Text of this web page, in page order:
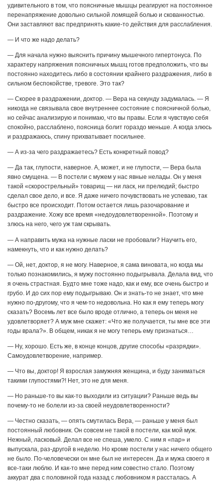
удивительного в том, что поясничные мышцы реагируют на постоянное
перенапряжение довольно сильной ломящей болью и скованностью.
Они заставляют вас предпринять какие-то действия для расслабления.
— И что же надо делать?
— Для начала нужно выяснить причину мышечного гипертонуса. По
характеру напряжения поясничных мышц готов предположить, что вы
постоянно находитесь либо в состоянии крайнего раздражения, либо в
сильном беспокойстве, тревоге. Это так?
— Скорее в раздражении, доктор. — Вера на секунду задумалась. — Я
никогда не связывала свое внутреннее состояние с поясничной болью,
но сейчас анализирую и понимаю, что вы правы. Если я чувствую себя
спокойно, расслаблено, поясница болит гораздо меньше. А когда злюсь
и раздражаюсь, спину прихватывает посильнее.
— А из-за чего раздражаетесь? Есть конкретный повод?
— Да так, глупости, наверное. А, может, и не глупости, — Вера была
явно смущена. — В постели с мужем у нас явные нелады. Он у меня
такой «скорострельный» товарищ — ни ласк, ни прелюдий; быстро
сделал свое дело, и все. Я даже ничего почувствовать не успеваю, так
быстро все происходит. Потом остается лишь разочарование и
раздражение. Хожу все время «недоудовлетворенной». Поэтому и
злюсь на него, чего уж там скрывать.
— А направить мужа на нужные ласки не пробовали? Научить его,
намекнуть, что и как нужно делать?
— Ой, нет, доктор, я не могу. Наверное, я сама виновата, но когда мы
только познакомились, я мужу постоянно подыгрывала. Делала вид, что
я очень страстная. Будто мне тоже надо, как и ему, все очень быстро и
грубо. И до сих пор ему подыгрываю. Он и знать-то не знает, что мне
нужно по-другому, что я чем-то недовольна. Но как я ему теперь могу
сказать? Восемь лет все было вроде отлично, а теперь он меня не
удовлетворяет? А муж мне скажет: «Что же получается, ты мне все эти
годы врала?». В общем, никак я не могу теперь ему признаться…
— Ну, хорошо. Есть же, в конце концов, другие способы «разрядки».
Самоудовлетворение, например.
— Что вы, доктор! Я взрослая замужняя женщина, и буду заниматься
такими глупостями?! Нет, это не для меня.
— Но раньше-то вы как-то выходили из ситуации? Раньше ведь вы
почему-то не болели из-за своей неудовлетворенности?
— Честно сказать, — опять смутилась Вера, — раньше у меня был
постоянный любовник. Он совсем не такой в постели, как мой муж.
Нежный, ласковый. Делал все не спеша, умело. С ним я «пар» и
выпускала, раз-другой в неделю. Но кроме постели у нас ничего общего
не было. По-человечески он мне был не интересен. Да и мужа своего я
все-таки люблю. И как-то мне перед ним совестно стало. Поэтому
аккурат два с половиной года назад с любовником я рассталась. А